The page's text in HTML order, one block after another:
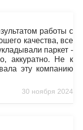
работы с
качества, все
паркет -
аккуратно. Не к
эту компанию
30 ноября 2024